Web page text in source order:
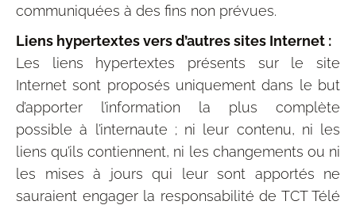
communiquées à des fins non prévues.
Liens hypertextes vers d’autres sites Internet :
Les liens hypertextes présents sur le site
Internet sont proposés uniquement dans le but
d’apporter l’information la plus complète
possible à l’internaute ; ni leur contenu, ni les
liens qu’ils contiennent, ni les changements ou ni
les mises à jours qui leur sont apportés ne
sauraient engager la responsabilité de TCT Télé